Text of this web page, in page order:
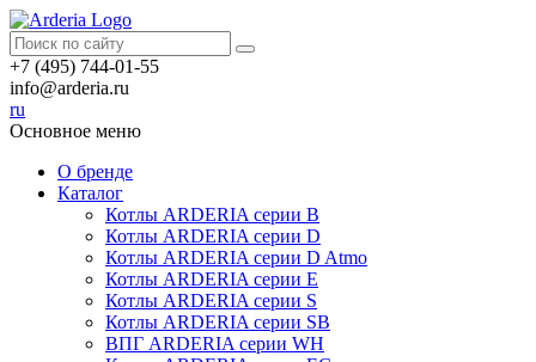
+7 (495) 744-01-55
info@arderia.ru
ru
Основное меню
О бренде
Каталог
Котлы ARDERIA серии В
Котлы ARDERIA серии D
Котлы ARDERIA серии D Atmo
Котлы ARDERIA серии Е
Котлы ARDERIA серии S
Котлы ARDERIA серии SB
ВПГ ARDERIA серии WH